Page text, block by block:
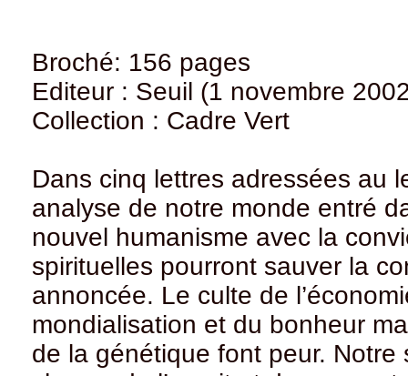
Broché: 156 pages
Editeur : Seuil (1 novembre
Collection : Cadre Vert
Dans cinq lettres adressées au
analyse de notre monde entré
nouvel humanisme avec la
spirituelles pourront sauver la
annoncée. Le culte de
mondialisation et du bonheur
de la génétique font peur.